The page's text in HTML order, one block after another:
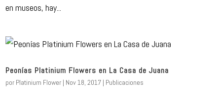
en museos, hay...
Peonías Platinium Flowers en La Casa de Juana
por Platinium Flower | Nov 18, 2017 | Publicaciones